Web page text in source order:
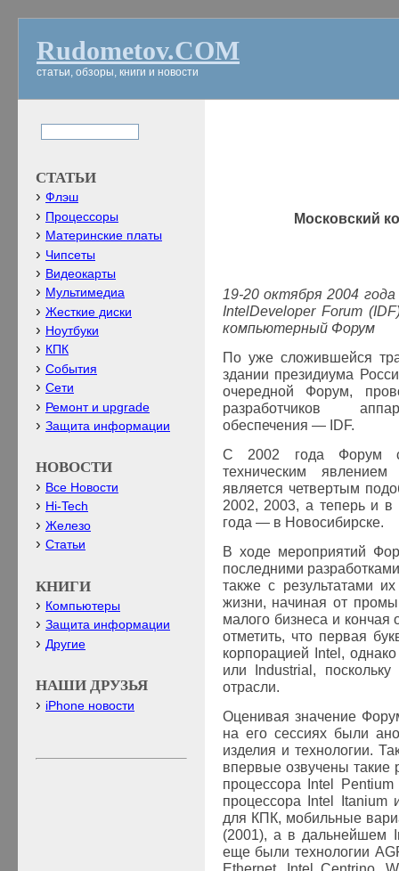
Rudometov.COM
статьи, обзоры, книги и новости
Московский
19-20 октября 2004
IntelDeveloper Forum
компьютерный Форум
По уже сложившейся
здании президиума
очередной Форум,
разработчиков
обеспечения — IDF.
С 2002 года Форум
техническим
является четвертым
2002, 2003, а теперь и
года — в Новосибирске.
В ходе мероприятий
последними
также с результатами
жизни, начиная от
малого бизнеса и кончая
отметить, что первая
корпорацией
Intel ,
или
Industrial , поскольку
отрасли.
Оценивая значение
на его сессиях были
изделия и технологии.
впервые озвучены такие
процессора Intel
процессора
Intel
Itanium
для КПК, мобильные
(2001), а в дальнейшем
еще были технологии
СТАТЬИ
Флэш
Процессоры
Материнские платы
Чипсеты
Видеокарты
Мультимедиа
Жесткие диски
Ноутбуки
КПК
События
Сети
Ремонт и upgrade
Защита информации
НОВОСТИ
Все Новости
Hi-Tech
Железо
Статьи
КНИГИ
Компьютеры
Защита информации
Другие
НАШИ ДРУЗЬЯ
iPhone новости